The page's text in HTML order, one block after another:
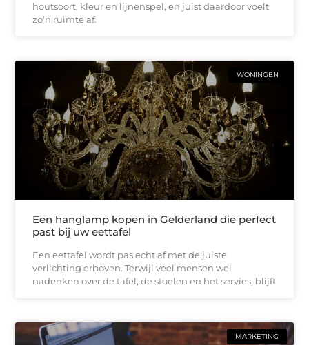
houtsoort, kleur en lijnenspel, en juist daardoor voelt
zo’n ruimte af.
WONINGEN
Een hanglamp kopen in Gelderland die perfect
past bij uw eettafel
Een eettafel wordt pas echt af met de juiste
verlichting erboven. Terwijl veel mensen wel
nadenken over de tafel, de stoelen en het servies, blijft
MARKETING